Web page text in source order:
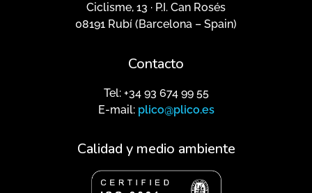
Ciclisme, 13 · P.I. Can Rosés
08191 Rubí (Barcelona – Spain)
Contacto
Tel: +34 93 674 99 55
E-mail: plico@plico.es
Calidad y medio ambiente